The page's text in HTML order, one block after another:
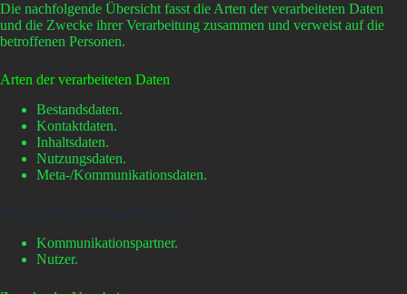
Die nachfolgende Übersicht fasst die Arten der verarbeiteten Daten
und die Zwecke ihrer Verarbeitung zusammen und verweist auf die
betroffenen Personen.
Arten der verarbeiteten Daten
Bestandsdaten.
Kontaktdaten.
Inhaltsdaten.
Nutzungsdaten.
Meta-/Kommunikationsdaten.
Kommunikationspartner.
Nutzer.